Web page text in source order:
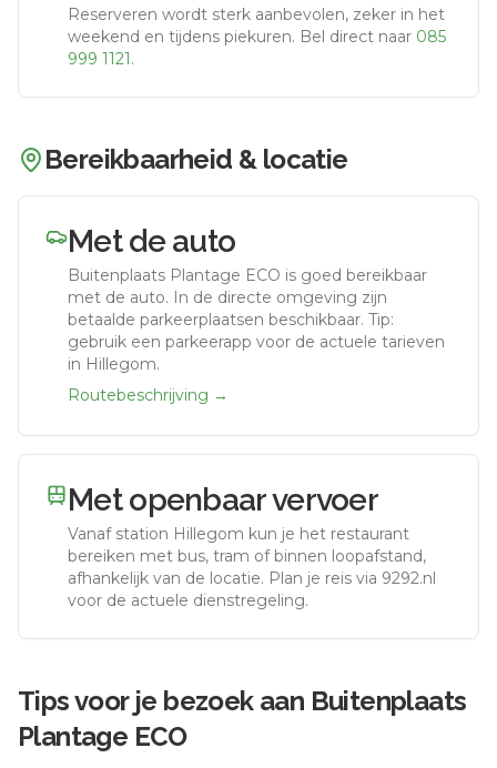
Reserveren wordt sterk aanbevolen, zeker in het
weekend en tijdens piekuren. Bel direct naar 085
999 1121.
Bereikbaarheid & locatie
Met de auto
Buitenplaats Plantage ECO is goed bereikbaar
met de auto. In de directe omgeving zijn
betaalde parkeerplaatsen beschikbaar. Tip:
gebruik een parkeerapp voor de actuele tarieven
in Hillegom.
Routebeschrijving →
Met openbaar vervoer
Vanaf station Hillegom kun je het restaurant
bereiken met bus, tram of binnen loopafstand,
afhankelijk van de locatie. Plan je reis via 9292.nl
voor de actuele dienstregeling.
Tips voor je bezoek aan Buitenplaats
Plantage ECO